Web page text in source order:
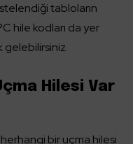
tabloların
hile kodları da yer
gelebilirsiniz.
Hilesi Var
bir uçma hilesi